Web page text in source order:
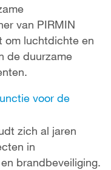
van PIRMIN
om luchtdichte en
de duurzame
voor de
zich al jaren
in
brandbeveiliging.